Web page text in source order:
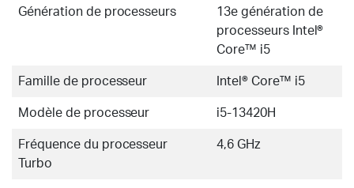
Génération de processeurs
13e génération de
processeurs Intel®
Core™ i5
Famille de processeur Intel® Core™ i5
Modèle de processeur i5-13420H
Fréquence du processeur
Turbo
4,6 GHz